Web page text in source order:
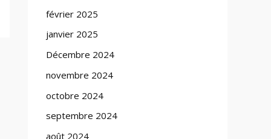
février 2025
janvier 2025
Décembre 2024
novembre 2024
octobre 2024
septembre 2024
août 2024